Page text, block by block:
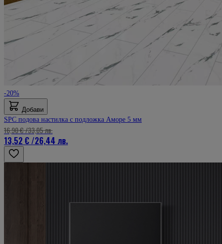
-20%
Добави
SPC подова настилка с подложка Аморе 5 мм
13,52 €/26,44 лв.
16,90 €/33,05 лв.